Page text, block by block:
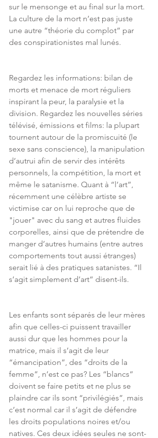
sur le mensonge et au final sur la mort.
La culture de la mort n’est pas juste
une autre “théorie du complot” par
des conspirationistes mal lunés.
Regardez les informations: bilan de
morts et menace de mort réguliers
inspirant la peur, la paralysie et la
division. Regardez les nouvelles séries
télévisé, émissions et films: la plupart
tournent autour de la promiscuité (le
sexe sans conscience), la manipulation
d’autrui afin de servir des intérêts
personnels, la compétition, la mort et
même le satanisme. Quant à “l’art”,
récemment une célèbre artiste se
victimise car on lui reproche que de
"jouer" avec du sang et autres fluides
corporelles, ainsi que de prétendre de
manger d’autres humains (entre autres
comportements tout aussi étranges)
serait lié à des pratiques satanistes. “Il
s’agit simplement d’art” disent-ils.
Les enfants sont séparés de leur mères
afin que celles-ci puissent travailler
aussi dur que les hommes pour la
matrice, mais il s’agit de leur
“émancipation”, des “droits de la
femme”, n’est ce pas? Les “blancs”
doivent se faire petits et ne plus se
plaindre car ils sont “privilégiés”, mais
c’est normal car il s’agit de défendre
les droits populations noires et/ou
natives. Ces deux idées seules ne sont-